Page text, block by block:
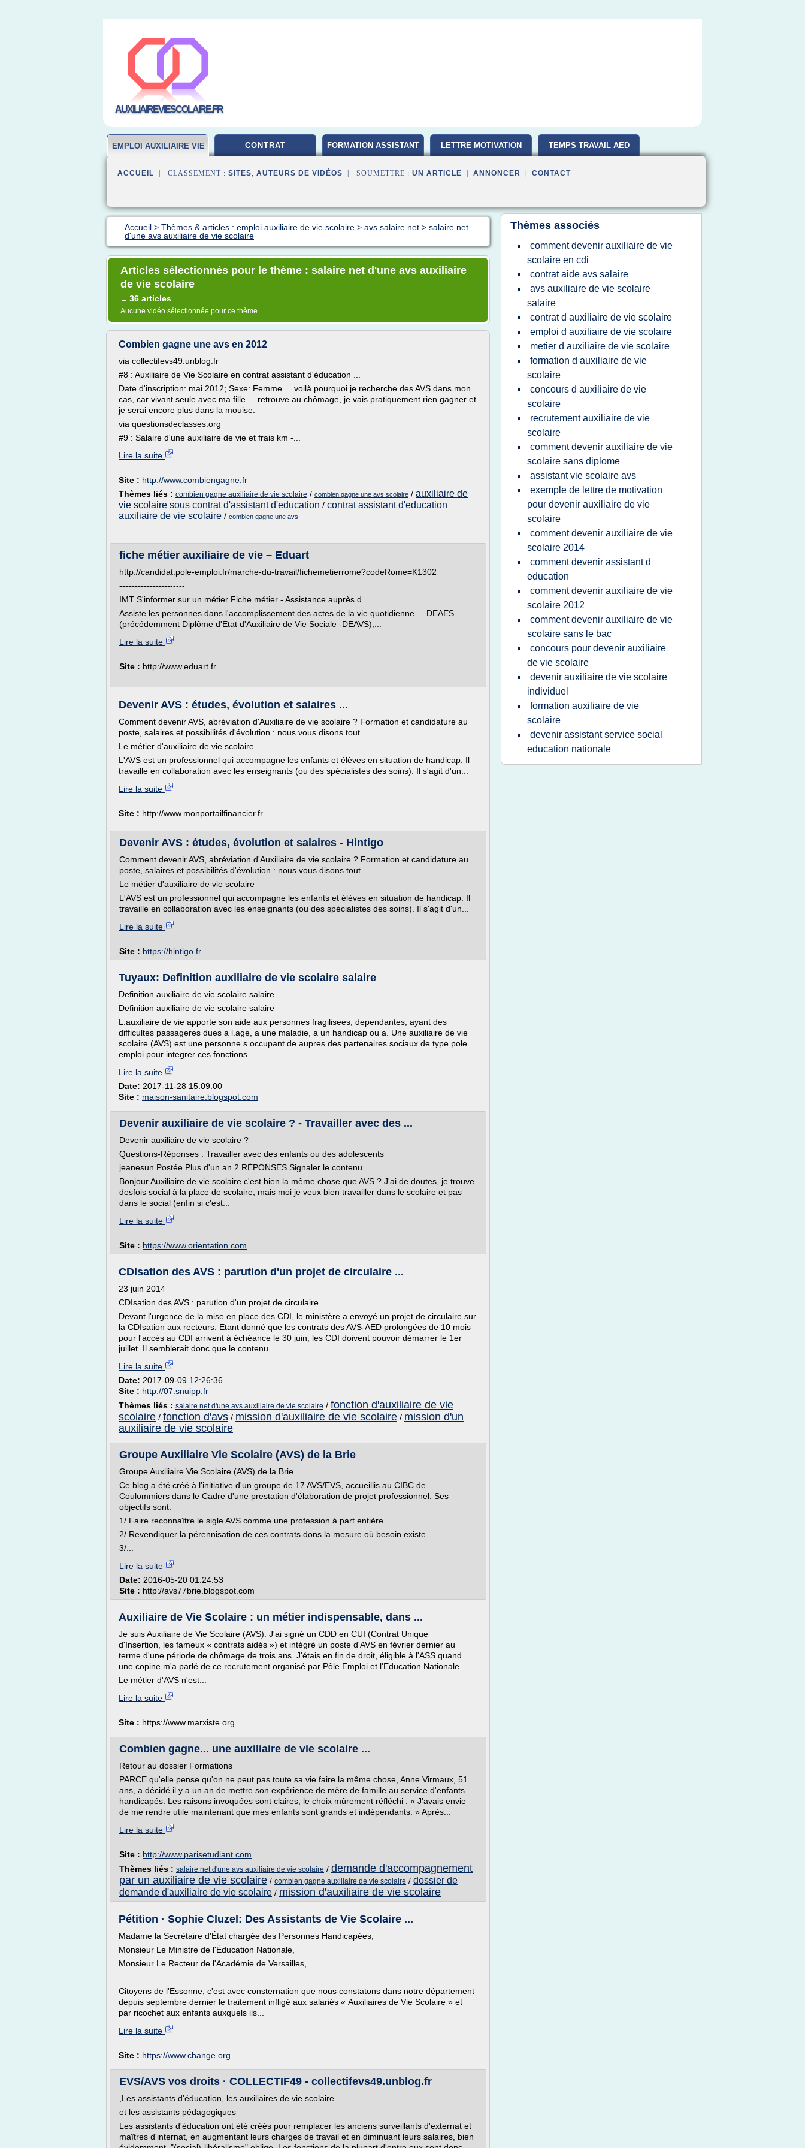
AUXILIAIREVIESCOLAIRE.FR
EMPLOI AUXILIAIRE VIE CONTRAT FORMATION ASSISTANT LETTRE MOTIVATION TEMPS TRAVAIL AED
ACCUEIL | CLASSEMENT : SITES, AUTEURS DE VIDÉOS | SOUMETTRE : UN ARTICLE ANNONCER CONTACT
Accueil > Thèmes & articles : emploi auxiliaire de vie scolaire > avs salaire net > salaire net
d'une avs auxiliaire de vie scolaire
Articles sélectionnés pour le thème : salaire net d'une avs auxiliaire
de vie scolaire
→ 36 articles
Aucune vidéo sélectionnée pour ce thème
Combien gagne une avs en 2012
via collectifevs49.unblog.fr
#8 : Auxiliaire de Vie Scolaire en contrat assistant d'éducation ...
Date d'inscription: mai 2012; Sexe: Femme ... voilà pourquoi je recherche des AVS dans mon
cas, car vivant seule avec ma fille ... retrouve au chômage, je vais pratiquement rien gagner et
je serai encore plus dans la mouise.
via questionsdeclasses.org
#9 : Salaire d'une auxiliaire de vie et frais km -...
Lire la suite
Site : http://www.combiengagne.fr
Thèmes liés : combien gagne auxiliaire de vie scolaire / combien gagne une avs scolaire / auxiliaire de
vie scolaire sous contrat d'assistant d'education / contrat assistant d'education
auxiliaire de vie scolaire / combien gagne une avs
fiche métier auxiliaire de vie – Eduart
http://candidat.pole-emploi.fr/marche-du-travail/fichemetierrome?codeRome=K1302
----------------------
IMT S'informer sur un métier Fiche métier - Assistance auprès d ...
Assiste les personnes dans l'accomplissement des actes de la vie quotidienne ... DEAES
(précédemment Diplôme d'Etat d'Auxiliaire de Vie Sociale -DEAVS),...
Lire la suite
Site : http://www.eduart.fr
Devenir AVS : études, évolution et salaires ...
Comment devenir AVS, abréviation d'Auxiliaire de vie scolaire ? Formation et candidature au
poste, salaires et possibilités d'évolution : nous vous disons tout.
Le métier d'auxiliaire de vie scolaire
L'AVS est un professionnel qui accompagne les enfants et élèves en situation de handicap. Il
travaille en collaboration avec les enseignants (ou des spécialistes des soins). Il s'agit d'un...
Lire la suite
Site : http://www.monportailfinancier.fr
Devenir AVS : études, évolution et salaires - Hintigo
Comment devenir AVS, abréviation d'Auxiliaire de vie scolaire ? Formation et candidature au
poste, salaires et possibilités d'évolution : nous vous disons tout.
Le métier d'auxiliaire de vie scolaire
L'AVS est un professionnel qui accompagne les enfants et élèves en situation de handicap. Il
travaille en collaboration avec les enseignants (ou des spécialistes des soins). Il s'agit d'un...
Lire la suite
Site : https://hintigo.fr
Tuyaux: Definition auxiliaire de vie scolaire salaire
Definition auxiliaire de vie scolaire salaire
Definition auxiliaire de vie scolaire salaire
L.auxiliaire de vie apporte son aide aux personnes fragilisees, dependantes, ayant des
difficultes passageres dues a l.age, a une maladie, a un handicap ou a. Une auxiliaire de vie
scolaire (AVS) est une personne s.occupant de aupres des partenaires sociaux de type pole
emploi pour integrer ces fonctions....
Lire la suite
Date: 2017-11-28 15:09:00
Site : maison-sanitaire.blogspot.com
Devenir auxiliaire de vie scolaire ? - Travailler avec des ...
Devenir auxiliaire de vie scolaire ?
Questions-Réponses : Travailler avec des enfants ou des adolescents
jeanesun Postée Plus d'un an 2 RÉPONSES Signaler le contenu
Bonjour Auxiliaire de vie scolaire c'est bien la même chose que AVS ? J'ai de doutes, je trouve
desfois social à la place de scolaire, mais moi je veux bien travailler dans le scolaire et pas
dans le social (enfin si c'est...
Lire la suite
Site : https://www.orientation.com
CDIsation des AVS : parution d'un projet de circulaire ...
23 juin 2014
CDIsation des AVS : parution d'un projet de circulaire
Devant l'urgence de la mise en place des CDI, le ministère a envoyé un projet de circulaire sur
la CDIsation aux recteurs. Etant donné que les contrats des AVS-AED prolongées de 10 mois
pour l'accès au CDI arrivent à échéance le 30 juin, les CDI doivent pouvoir démarrer le 1er
juillet. Il semblerait donc que le contenu...
Lire la suite
Date: 2017-09-09 12:26:36
Site : http://07.snuipp.fr
Thèmes liés : salaire net d'une avs auxiliaire de vie scolaire / fonction d'auxiliaire de vie
scolaire / fonction d'avs / mission d'auxiliaire de vie scolaire / mission d'un
auxiliaire de vie scolaire
Groupe Auxiliaire Vie Scolaire (AVS) de la Brie
Groupe Auxiliaire Vie Scolaire (AVS) de la Brie
Ce blog a été créé à l'initiative d'un groupe de 17 AVS/EVS, accueillis au CIBC de
Coulommiers dans le Cadre d'une prestation d'élaboration de projet professionnel. Ses
objectifs sont:
1/ Faire reconnaître le sigle AVS comme une profession à part entière.
2/ Revendiquer la pérennisation de ces contrats dons la mesure où besoin existe.
3/...
Lire la suite
Date: 2016-05-20 01:24:53
Site : http://avs77brie.blogspot.com
Auxiliaire de Vie Scolaire : un métier indispensable, dans ...
Je suis Auxiliaire de Vie Scolaire (AVS). J'ai signé un CDD en CUI (Contrat Unique
d'Insertion, les fameux « contrats aidés ») et intégré un poste d'AVS en février dernier au
terme d'une période de chômage de trois ans. J'étais en fin de droit, éligible à l'ASS quand
une copine m'a parlé de ce recrutement organisé par Pôle Emploi et l'Education Nationale.
Le métier d'AVS n'est...
Lire la suite
Site : https://www.marxiste.org
Combien gagne... une auxiliaire de vie scolaire ...
Retour au dossier Formations
PARCE qu'elle pense qu'on ne peut pas toute sa vie faire la même chose, Anne Virmaux, 51
ans, a décidé il y a un an de mettre son expérience de mère de famille au service d'enfants
handicapés. Les raisons invoquées sont claires, le choix mûrement réfléchi : « J'avais envie
de me rendre utile maintenant que mes enfants sont grands et indépendants. » Après...
Lire la suite
Site : http://www.parisetudiant.com
Thèmes liés : salaire net d'une avs auxiliaire de vie scolaire / demande d'accompagnement
par un auxiliaire de vie scolaire / combien gagne auxiliaire de vie scolaire / dossier de
demande d'auxiliaire de vie scolaire / mission d'auxiliaire de vie scolaire
Pétition · Sophie Cluzel: Des Assistants de Vie Scolaire ...
Madame la Secrétaire d'État chargée des Personnes Handicapées,
Monsieur Le Ministre de l'Éducation Nationale,
Monsieur Le Recteur de l'Académie de Versailles,
Citoyens de l'Essonne, c'est avec consternation que nous constatons dans notre département
depuis septembre dernier le traitement infligé aux salariés « Auxiliaires de Vie Scolaire » et
par ricochet aux enfants auxquels ils...
Lire la suite
Site : https://www.change.org
EVS/AVS vos droits · COLLECTIF49 - collectifevs49.unblog.fr
,Les assistants d'éducation, les auxiliaires de vie scolaire
et les assistants pédagogiques
Les assistants d'éducation ont été créés pour remplacer les anciens surveillants d'externat et
maîtres d'internat, en augmentant leurs charges de travail et en diminuant leurs salaires, bien
Thèmes associés
comment devenir auxiliaire de vie
scolaire en cdi
contrat aide avs salaire
avs auxiliaire de vie scolaire
salaire
contrat d auxiliaire de vie scolaire
emploi d auxiliaire de vie scolaire
metier d auxiliaire de vie scolaire
formation d auxiliaire de vie
scolaire
concours d auxiliaire de vie
scolaire
recrutement auxiliaire de vie
scolaire
comment devenir auxiliaire de vie
scolaire sans diplome
assistant vie scolaire avs
exemple de lettre de motivation
pour devenir auxiliaire de vie
scolaire
comment devenir auxiliaire de vie
scolaire 2014
comment devenir assistant d
education
comment devenir auxiliaire de vie
scolaire 2012
comment devenir auxiliaire de vie
scolaire sans le bac
concours pour devenir auxiliaire
de vie scolaire
devenir auxiliaire de vie scolaire
individuel
formation auxiliaire de vie
scolaire
devenir assistant service social
education nationale